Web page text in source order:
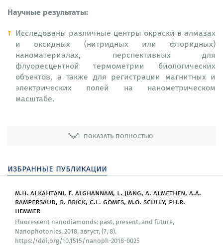
Научные результаты:
Исследованы различные центры окраски в алмазах
и оксидных (нитридных или фторидных)
наноматериалах, перспективных для
флуоресцентной термометрии биологических
объектов, а также для регистрации магнитных и
электрических полей на нанометрическом
масштабе.
легирования алмаза примесью кремния и
фосфора. Показано, что величина отношения
фосфора возрастает более, чем в 25 раз. Это имеет
приложений, например, для увеличения сигнала
ОДМР и/или возможности возбуждения
отрицательных NV центров более длинноволновым
оптическим излучением.
показать полностью
избранные публикации
m.h. alkahtani, f. alghannam, l. jiang, a. almethen, a.a.
rampersaud, r. brick, c.l. gomes, m.o. scully, ph.r.
hemmer
Fluorescent nanodiamonds: past, present, and future,
Nanophotonics, 2018, август, (7, 8).
https://doi.org/10.1515/nanoph-2018-0025